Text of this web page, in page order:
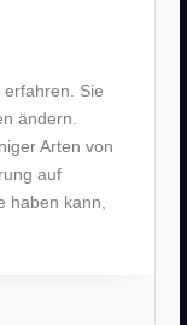
Sie
ändern.
Arten von
auf
haben kann,